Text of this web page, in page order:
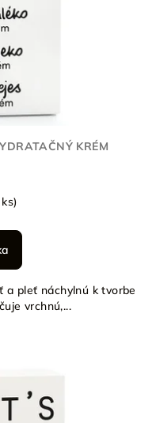
KRÉM
a pleť náchylnú k tvorbe
vrchnú,...